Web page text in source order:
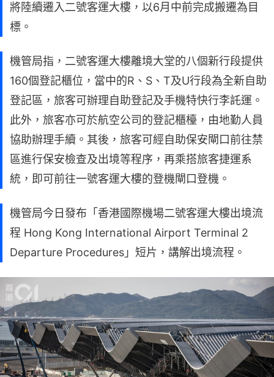
將陸續遷入二號客運大樓，以6月中前完成搬遷為目
標。
機管局指，二號客運大樓離境大堂的八個新行段提供
160個登記櫃位，當中的R、S、T及U行段為全新自助
登記區，旅客可辦理自助登記及手機特快行李託運。
此外，旅客亦可於航空公司的登記櫃檯，由地勤人員
協助辦理手續。其後，旅客可經自助保安閘口前往禁
區進行保安檢查及出境等程序，再乘搭旅客捷運系
統，即可前往一號客運大樓的登機閘口登機。
機管局今日發布「香港國際機場二號客運大樓出境流
程 Hong Kong International Airport Terminal 2
Departure Procedures」短片，講解出境流程。